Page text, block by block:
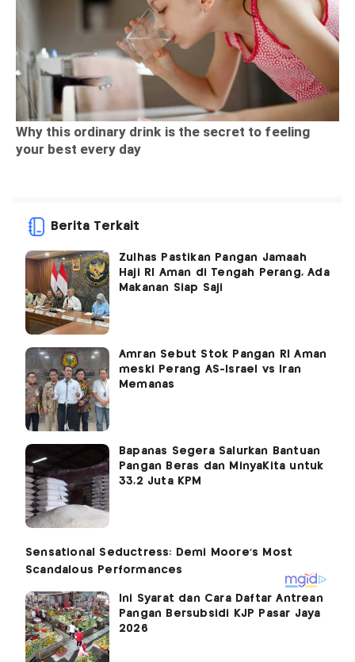
Berita Terkait
Zulhas Pastikan Pangan Jamaah
Haji RI Aman di Tengah Perang, Ada
Makanan Siap Saji
Amran Sebut Stok Pangan RI Aman
meski Perang AS-Israel vs Iran
Memanas
Bapanas Segera Salurkan Bantuan
Pangan Beras dan MinyaKita untuk
33,2 Juta KPM
Ini Syarat dan Cara Daftar Antrean
Pangan Bersubsidi KJP Pasar Jaya
2026